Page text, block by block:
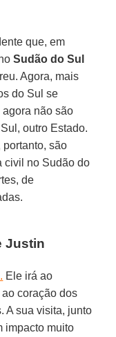
que, em
Sudão do Sul
Agora, mais
do Sul se
agora não são
outro Estado.
portanto, são
civil no Sudão do
de
Justin
Ele irá ao
coração dos
A sua visita, junto
impacto muito